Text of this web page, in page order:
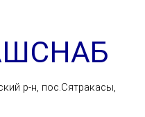
р-н, пос.Сятракасы,